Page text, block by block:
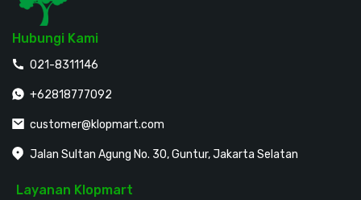
Hubungi Kami
021-8311146
+62818777092
customer@klopmart.com
Jalan Sultan Agung No. 30, Guntur, Jakarta Selatan
Layanan Klopmart